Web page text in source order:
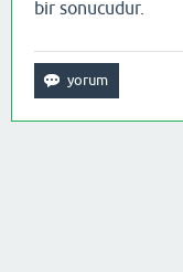
bir sonucudur.